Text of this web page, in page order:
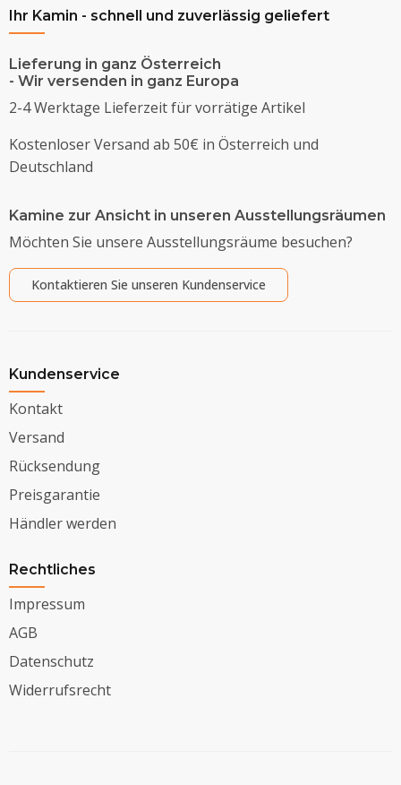
Ihr Kamin - schnell und zuverlässig geliefert
Lieferung in ganz Österreich
- Wir versenden in ganz Europa
2-4 Werktage Lieferzeit für vorrätige Artikel
Kostenloser Versand ab 50€ in Österreich und
Deutschland
Kamine zur Ansicht in unseren Ausstellungsräumen
Möchten Sie unsere Ausstellungsräume besuchen?
Kontaktieren Sie unseren Kundenservice
Kundenservice
Kontakt
Versand
Rücksendung
Preisgarantie
Händler werden
Rechtliches
Impressum
AGB
Datenschutz
Widerrufsrecht